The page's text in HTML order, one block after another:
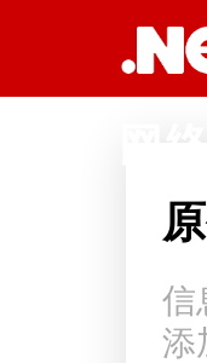
信
添